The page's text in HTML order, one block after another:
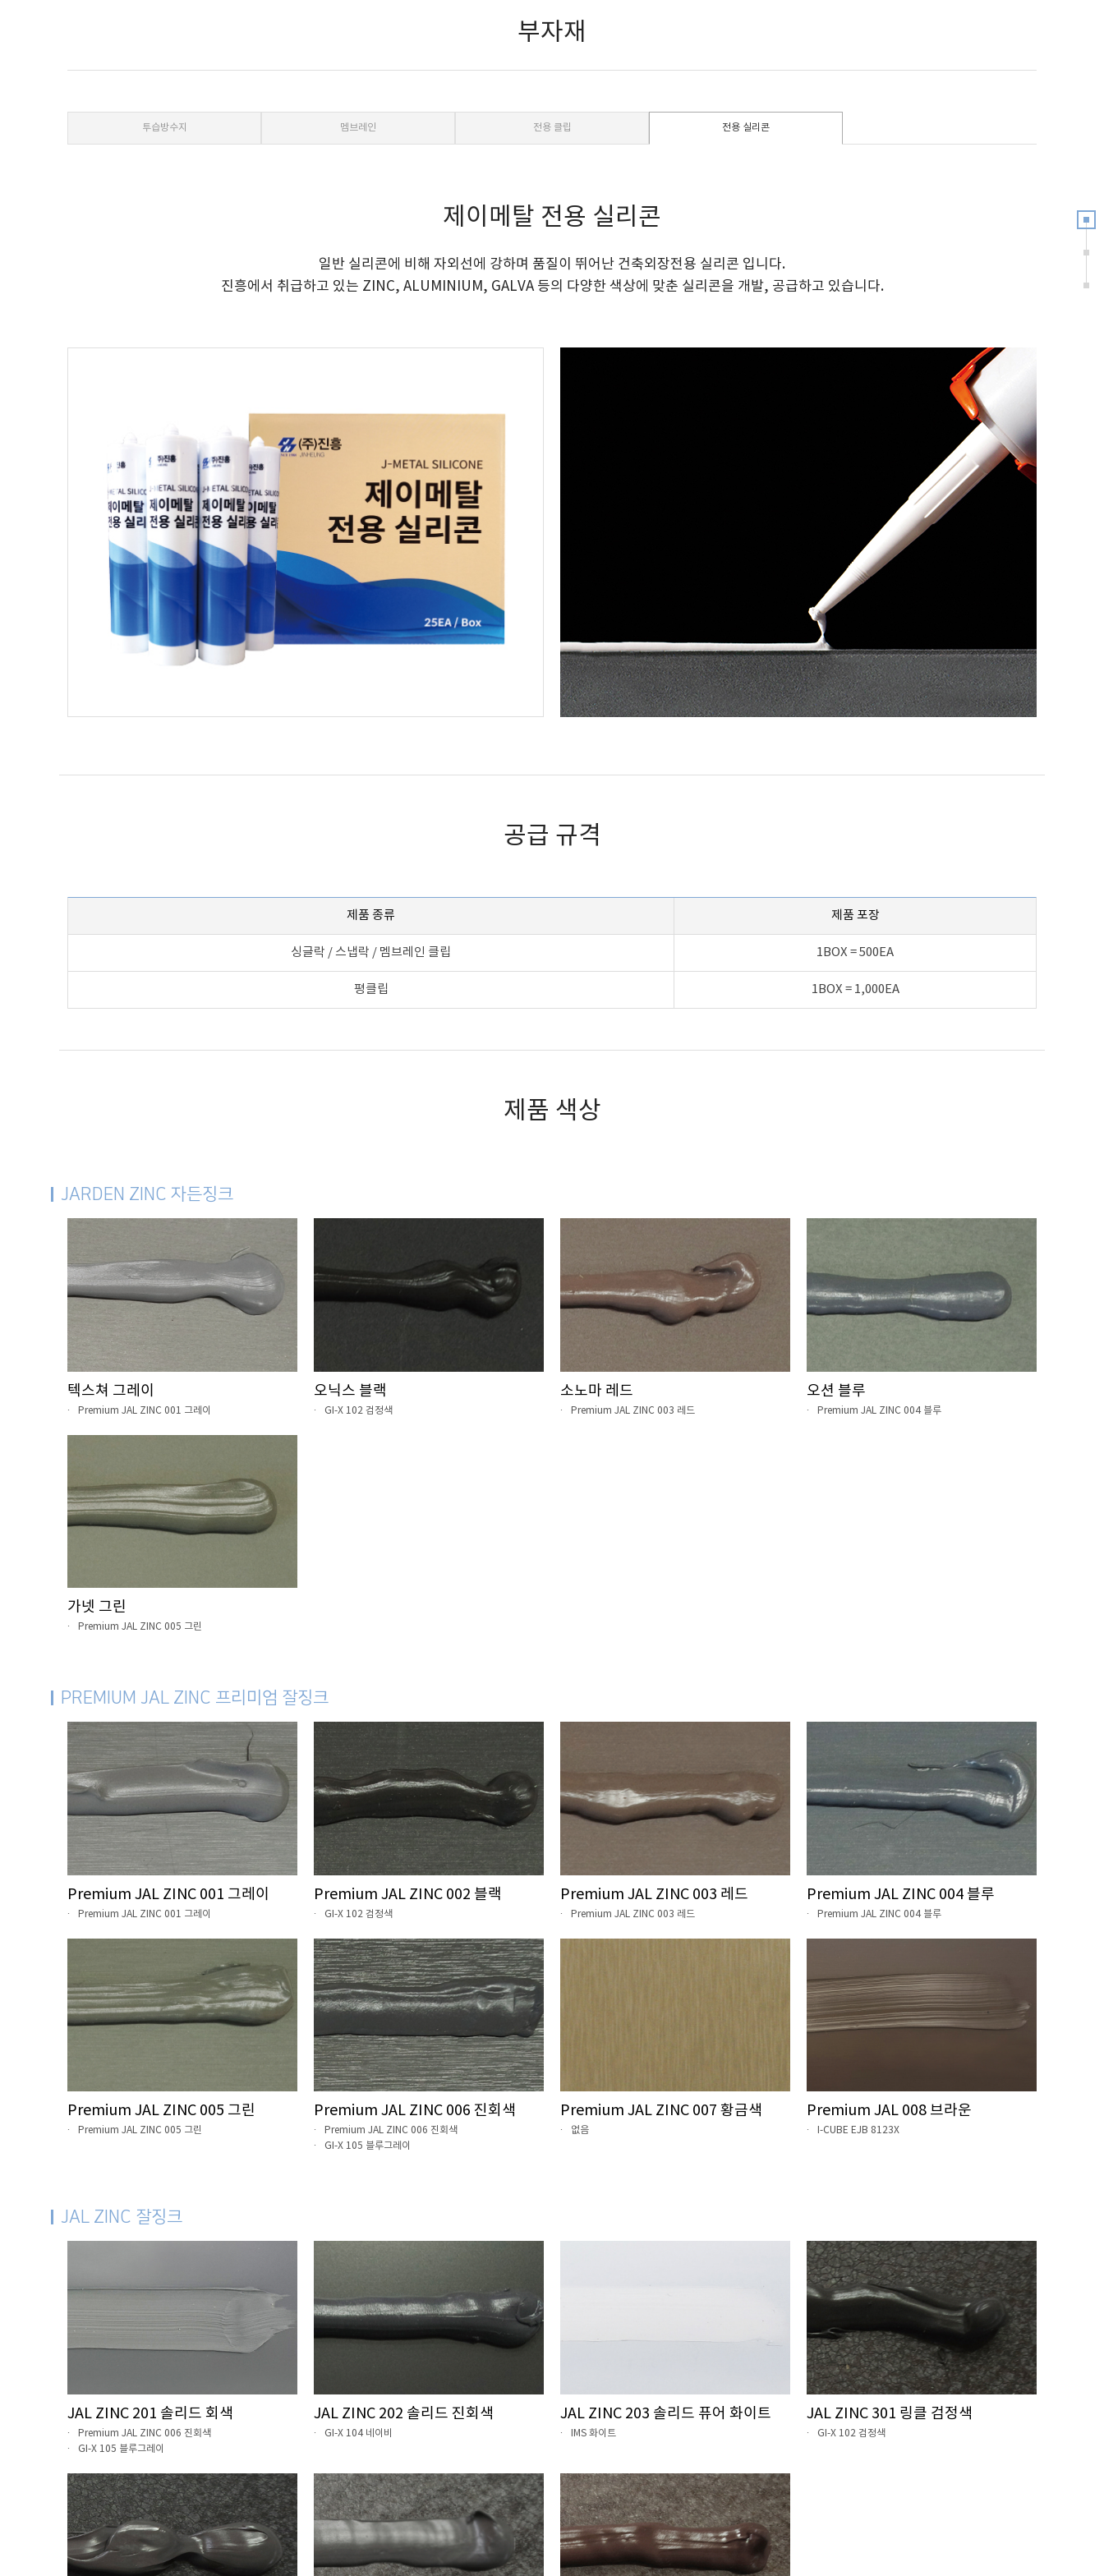
부자재
투습방수지 멤브레인 전용 클립 전용 실리콘
제이메탈 전용 실리콘
일반 실리콘에 비해 자외선에 강하며 품질이 뛰어난 건축외장전용 실리콘 입니다.
진흥에서 취급하고 있는 ZINC, ALUMINIUM, GALVA 등의 다양한 색상에 맞춘 실리콘을 개발, 공급하고 있습니다.
공급 규격
제품 종류 제품 포장
싱글락 / 스냅락 / 멤브레인 클립 1BOX = 500EA
평클립 1BOX = 1,000EA
제품 색상
JARDEN ZINC 자든징크
텍스쳐 그레이
Premium JAL ZINC 001 그레이
오닉스 블랙
GI-X 102 검정색
소노마 레드
Premium JAL ZINC 003 레드
오션 블루
Premium JAL ZINC 004 블루
가넷 그린
Premium JAL ZINC 005 그린
PREMIUM JAL ZINC 프리미엄 잘징크
Premium JAL ZINC 001 그레이
Premium JAL ZINC 001 그레이
Premium JAL ZINC 002 블랙
GI-X 102 검정색
Premium JAL ZINC 003 레드
Premium JAL ZINC 003 레드
Premium JAL ZINC 004 블루
Premium JAL ZINC 004 블루
Premium JAL ZINC 005 그린
Premium JAL ZINC 005 그린
Premium JAL ZINC 006 진회색
Premium JAL ZINC 006 진회색
GI-X 105 블루그레이
Premium JAL ZINC 007 황금색
없음
Premium JAL 008 브라운
I-CUBE EJB 8123X
JAL ZINC 잘징크
JAL ZINC 201 솔리드 회색
Premium JAL ZINC 006 진회색
GI-X 105 블루그레이
JAL ZINC 202 솔리드 진회색
GI-X 104 네이비
JAL ZINC 203 솔리드 퓨어 화이트
IMS 화이트
JAL ZINC 301 링클 검정색
GI-X 102 검정색